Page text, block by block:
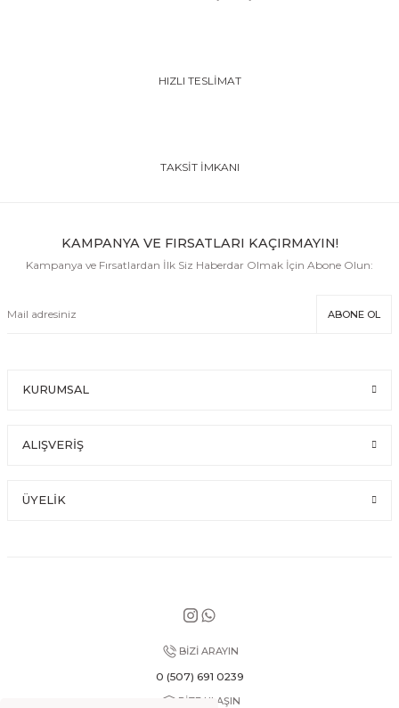
HIZLI TESLİMAT
TAKSİT İMKANI
KAMPANYA VE FIRSATLARI KAÇIRMAYIN!
Kampanya ve Fırsatlardan İlk Siz Haberdar Olmak İçin Abone Olun:
ABONE OL
KURUMSAL
ALIŞVERİŞ
ÜYELİK
BİZİ ARAYIN
0 (507) 691 0239
BİZE ULAŞIN